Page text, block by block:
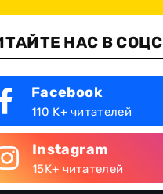
НАС В
Facebook
110 K+ читателей
Instagram
15K+ читателей